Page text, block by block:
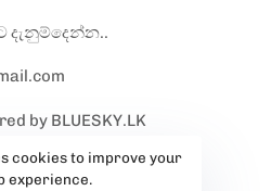
දැනුම්දෙන්න..
by BLUESKY.LK
cookies to improve your
experience.